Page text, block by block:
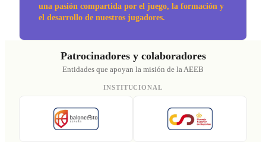
una pasión compartida por el juego, la formación y
el desarrollo de nuestros jugadores.
Patrocinadores y colaboradores
Entidades que apoyan la misión de la AEEB
INSTITUCIONAL